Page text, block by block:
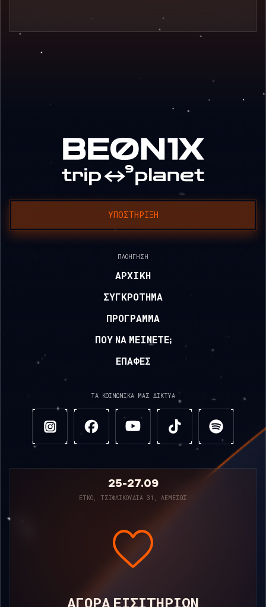
ΥΠΟΣΤΉΡΙΞΗ
ΠΛΟΉΓΗΣΗ
ΑΡΧΙΚΉ
ΣΥΓΚΡΌΤΗΜΑ
ΠΡΌΓΡΑΜΜΑ
ΠΟΥ ΝΑ ΜΕΊΝΕΤΕ;
ΕΠΑΦΈΣ
ΤΑ ΚΟΙΝΩΝΙΚΆ ΜΑΣ ΔΊΚΤΥΑ
25-27.09
ΕΤΚΟ, ΤΣΙΦΛΙΚΟΎΔΙΑ 31, ΛΕΜΕΣΌΣ